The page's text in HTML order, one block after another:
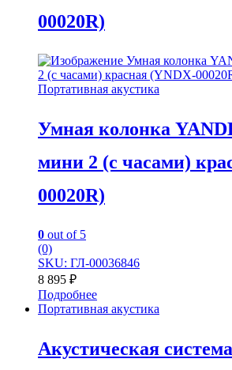
00020R)
Портативная акустика
Умная колонка
мини 2 (с часами)
00020R)
0 out of 5
(0)
SKU: ГЛ-00036846
8 895 ₽
Подробнее
Портативная акустика
Акустическая